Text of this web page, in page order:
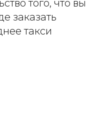
того, что вы
заказать
такси